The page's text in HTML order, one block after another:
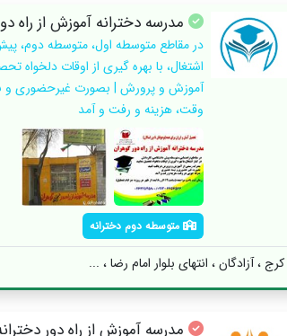
مدرسه دخترانه آموزش از راه
در مقاطع متوسطه اول، متوسطه دوم،
اشتغال، با بهره گیری از اوقات دلخواه
آموزش و پرورش | بصورت غیرحضوری و
وقت، هزینه و رفت و آمد
متوسطه دوم دخترانه
کرج ، آزادگان ، انتهای بلوار امام رضا ، ...
مدرسه آموزش از راه دور